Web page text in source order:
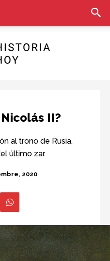
Hoy
II?
al trono de Rusia,
último zar.
2020